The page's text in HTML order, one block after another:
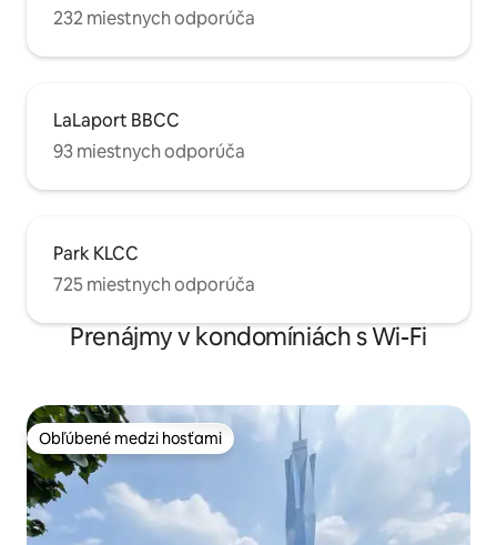
232 miestnych odporúča
LaLaport BBCC
93 miestnych odporúča
Park KLCC
725 miestnych odporúča
Prenájmy v kondomíniách s Wi-Fi
Obľúbené medzi hosťami
Obľúbené medzi hosťami